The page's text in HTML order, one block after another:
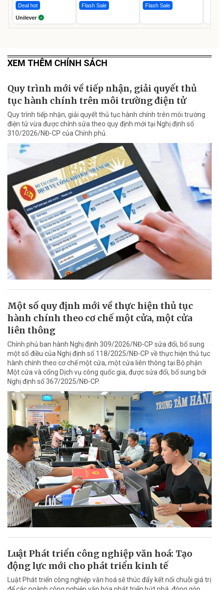
Deal hot
Unilever
Flash Sale Flash Sale
XEM THÊM CHÍNH SÁCH
Quy trình mới về tiếp nhận, giải quyết thủ
tục hành chính trên môi trường điện tử
Quy trình tiếp nhận, giải quyết thủ tục hành chính trên môi trường
điện tử vừa được chỉnh sửa theo quy định mới tại Nghị định số
310/2026/NĐ-CP của Chính phủ.
Một số quy định mới về thực hiện thủ tục
hành chính theo cơ chế một cửa, một cửa
liên thông
Chính phủ ban hành Nghị định 309/2026/NĐ-CP sửa đổi, bổ sung
một số điều của Nghị định số 118/2025/NĐ-CP về thực hiện thủ tục
hành chính theo cơ chế một cửa, một cửa liên thông tại Bộ phận
Một cửa và cổng Dịch vụ công quốc gia, được sửa đổi, bổ sung bởi
Nghị định số 367/2025/NĐ-CP.
Luật Phát triển công nghiệp văn hoá: Tạo
động lực mới cho phát triển kinh tế
Luật Phát triển công nghiệp văn hoá sẽ thúc đẩy kết nối chuỗi giá trị